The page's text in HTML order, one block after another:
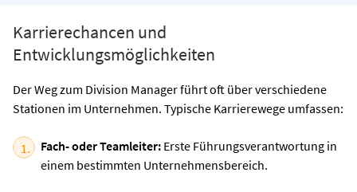
Karrierechancen und
Entwicklungsmöglichkeiten
Der Weg zum Division Manager führt oft über verschiedene
Stationen im Unternehmen. Typische Karrierewege umfassen:
Fach- oder Teamleiter: Erste Führungsverantwortung in
einem bestimmten Unternehmensbereich.